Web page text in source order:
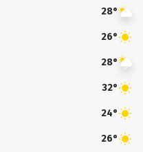
28°
26°
28°
32°
24°
26°